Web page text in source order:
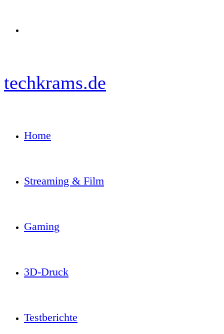
techkrams.de
Home
Streaming & Film
Gaming
3D-Druck
Testberichte